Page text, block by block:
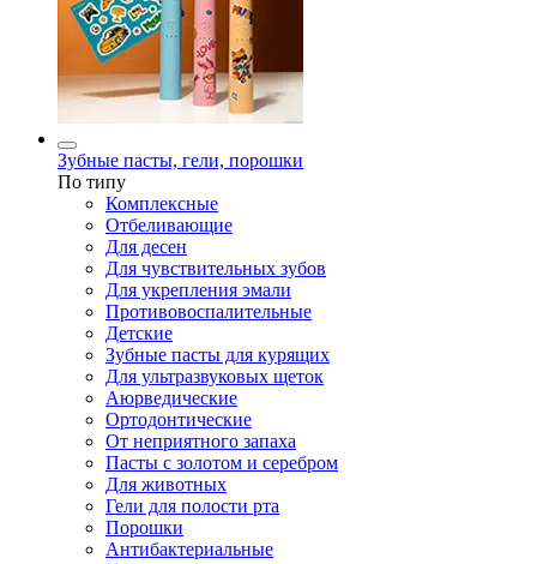
Зубные пасты, гели, порошки
По типу
Комплексные
Отбеливающие
Для десен
Для чувствительных зубов
Для укрепления эмали
Противовоспалительные
Детские
Зубные пасты для курящих
Для ультразвуковых щеток
Аюрведические
Ортодонтические
От неприятного запаха
Пасты с золотом и серебром
Для животных
Гели для полости рта
Порошки
Антибактериальные